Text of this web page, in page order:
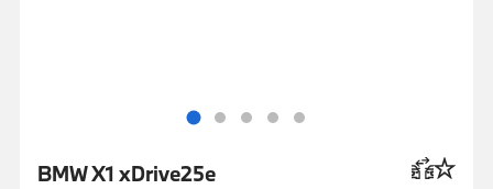
BMW X1 xDrive25e